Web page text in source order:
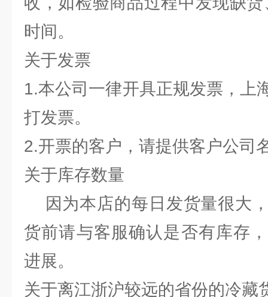
时间。
关于发票
1.本公司一律开具正规发票，上
打发票。
2.开票的客户，请提供客户公司
关于库存数量
因为本店的每日发货量很大
货前请与客服确认是否有库存
进展。
关于离江浙沪较远的省份的冷藏